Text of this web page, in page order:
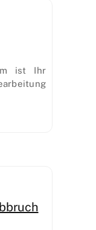
ist Ihr